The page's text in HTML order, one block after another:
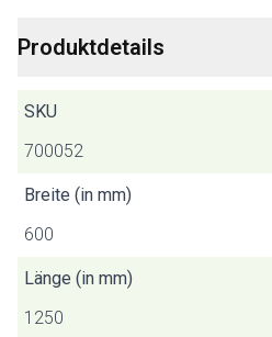
Produktdetails
SKU
700052
Breite (in mm)
600
Länge (in mm)
1250